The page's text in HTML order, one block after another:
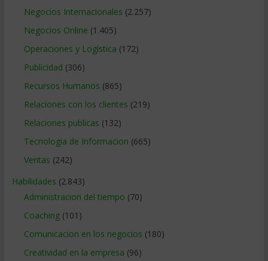
Negocios Internacionales (2.257)
Negocios Online (1.405)
Operaciones y Logística (172)
Publicidad (306)
Recursos Humanos (865)
Relaciones con los clientes (219)
Relaciones publicas (132)
Tecnologia de Informacion (665)
Ventas (242)
Habilidades (2.843)
Administracion del tiempo (70)
Coaching(101)
Comunicacion en los negocios (180)
Creatividad en la empresa (96)